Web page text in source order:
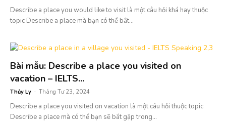
Describe a place you would like to visit là một câu hỏi khá hay thuộc
topic Describe a place mà bạn có thể bắt...
Bài mẫu: Describe a place you visited on
vacation – IELTS...
Thủy Ly - Tháng Tư 23, 2024
Describe a place you visited on vacation là một câu hỏi thuộc topic
Describe a place mà có thể bạn sẽ bắt gặp trong...